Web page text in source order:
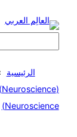
المحتوى
الرئيسية
(Neuroscience)
Neuroscience)